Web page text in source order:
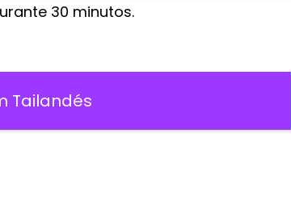
30 minutos.
Tailandés